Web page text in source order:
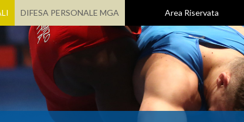
DIFESA PERSONALE MGA Area Riservata